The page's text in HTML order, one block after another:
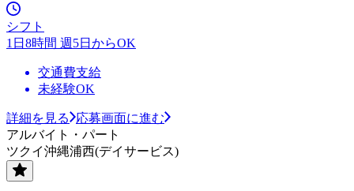
シフト
1日8時間 週5日からOK
交通費支給
未経験OK
詳細を見る
応募画面に進む
アルバイト・パート
ツクイ沖縄浦西(デイサービス)